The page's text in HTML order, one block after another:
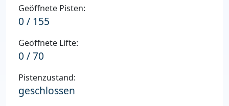
Geöffnete Pisten:
0 / 155
Geöffnete Lifte:
0 / 70
Pistenzustand:
geschlossen